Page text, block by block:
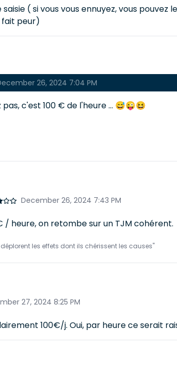
saisie ( si vous vous ennuyez, vous
fait peur)
26, 2024 7:04 PM
c'est 100 € de l'heure ... 😅😜😆
December 26, 2024 7:43 PM
/ heure, on retombe sur un TJM cohérent.
les effets dont ils chérissent les causes"
27, 2024 8:25 PM
100€/j. Oui, par heure ce serait